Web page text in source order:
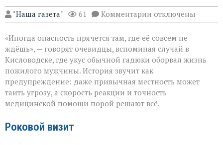
"Наша газета" 61 Комментарии к
записи
укус:
как
обычная
прогулка
обернулась
трагедией»
отключены
«Иногда опасность прячется там, где её совсем не
ждёшь», — говорят очевидцы, вспоминая случай в
Кисловодске, где укус обычной гадюки оборвал жизнь
пожилого мужчины. История звучит как
предупреждение: даже привычная местность может
таить угрозу, а скорость реакции и точность
медицинской помощи порой решают всё.
Роковой визит